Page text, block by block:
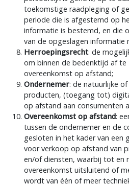
persoonlijk is gericht, op te
toekomstige raadpleging of
periode die is afgestemd op
informatie is bestemd, en die
van de opgeslagen informatie
Herroepingsrecht: de
om binnen de bedenktijd af te
overeenkomst op afstand;
Ondernemer : de natuurlijke
producten, (toegang tot)
op afstand aan consumenten
Overeenkomst op afstand:
tussen de ondernemer en de
gesloten in het kader van een
voor verkoop op afstand van
en/of diensten, waarbij tot en
overeenkomst uitsluitend of